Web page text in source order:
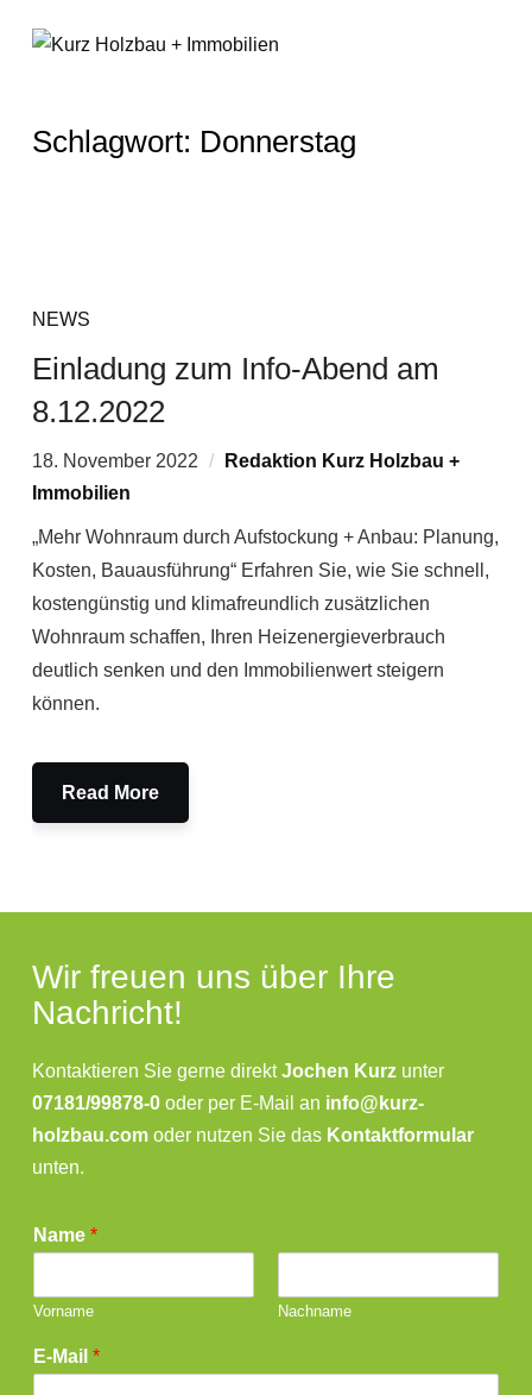
Schlagwort: Donnerstag
NEWS
Einladung zum Info-Abend am
8.12.2022
18. November 2022
Redaktion Kurz Holzbau +
Immobilien
„Mehr Wohnraum durch Aufstockung + Anbau: Planung,
Kosten, Bauausführung“ Erfahren Sie, wie Sie schnell,
kostengünstig und klimafreundlich zusätzlichen
Wohnraum schaffen, Ihren Heizenergieverbrauch
deutlich senken und den Immobilienwert steigern
können.
Read More
Wir freuen uns über Ihre
Nachricht!
Kontaktieren Sie gerne direktJochen Kurzunter
07181/99878-0oder per E-Mail an info@kurz-
holzbau.com oder nutzen Sie das Kontaktformular
unten.
Name *
Vorname Nachname
E-Mail *